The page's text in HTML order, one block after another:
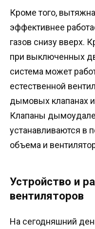
Кроме того,
эффективнее
газов снизу вверх.
при выключенных
система может
естественной
дымовых клапанах и
Клапаны
устанавливаются в
объема и
Устройство и
вентиляторов
На сегодняшний